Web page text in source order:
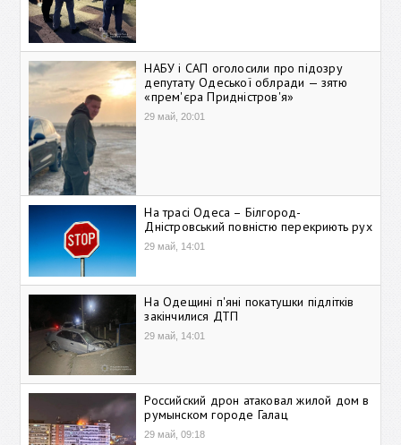
НАБУ і САП оголосили про підозру
депутату Одеської облради — зятю
«прем'єра Придністров'я»
29 май, 20:01
На трасі Одеса – Білгород-
Дністровський повністю перекриють рух
29 май, 14:01
На Одещині п'яні покатушки підлітків
закінчилися ДТП
29 май, 14:01
Российский дрон атаковал жилой дом в
румынском городе Галац
29 май, 09:18